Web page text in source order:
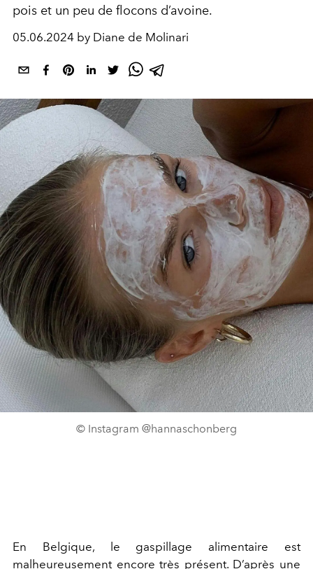
pois et un peu de flocons d’avoine.
05.06.2024 by Diane de Molinari
© Instagram @hannaschonberg
En Belgique, le gaspillage alimentaire est
malheureusement encore très présent. D’après une